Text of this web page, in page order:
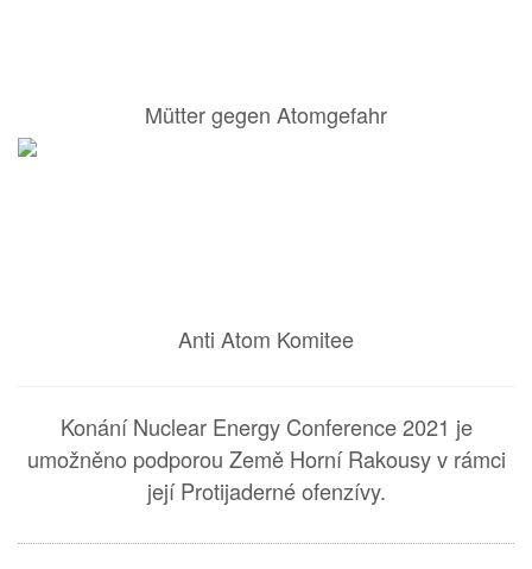
Mütter gegen Atomgefahr
Anti Atom Komitee
Konání Nuclear Energy Conference 2021 je
umožněno podporou Země Horní Rakousy v rámci
její Protijaderné ofenzívy.